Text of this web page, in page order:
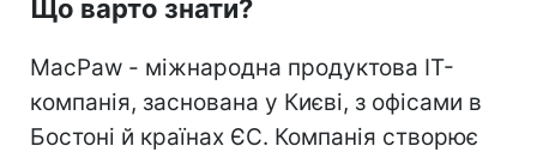
Що варто знати?
MacPaw - міжнародна продуктова IT-
компанія, заснована у Києві, з офісами в
Бостоні й країнах ЄС. Компанія створює